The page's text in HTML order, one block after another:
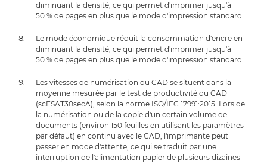
diminuant la densité, ce qui permet d'imprimer jusqu'à
50 % de pages en plus que le mode d'impression standard
Le mode économique réduit la consommation d'encre en
diminuant la densité, ce qui permet d'imprimer jusqu'à
50 % de pages en plus que le mode d'impression standard
Les vitesses de numérisation du CAD se situent dans la
moyenne mesurée par le test de productivité du CAD
(scESAT30secA), selon la norme ISO/IEC 17991:2015. Lors de
la numérisation ou de la copie d'un certain volume de
documents (environ 150 feuilles en utilisant les paramètres
par défaut) en continu avec le CAD, l'imprimante peut
passer en mode d'attente, ce qui se traduit par une
interruption de l'alimentation papier de plusieurs dizaines